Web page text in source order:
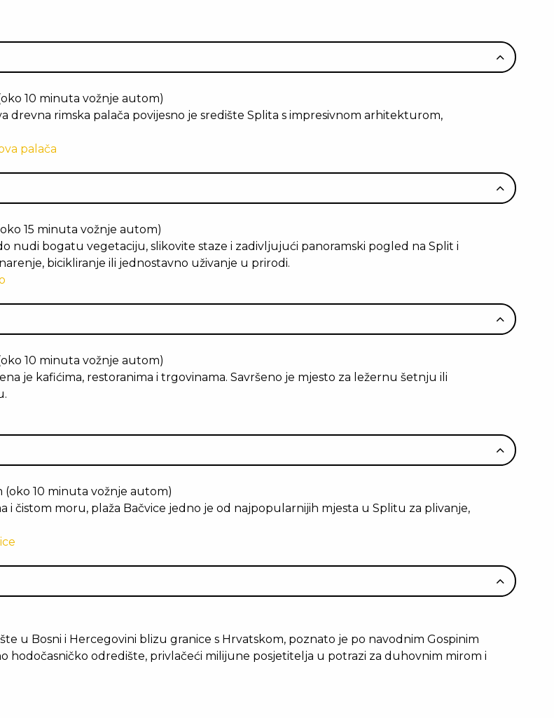
10 minuta vožnje autom)
drevna rimska palača povijesno je središte Splita s impresivnom arhitekturom,
palača
15 minuta vožnje autom)
nudi bogatu vegetaciju, slikovite staze i zadivljujući panoramski pogled na Split i
bicikliranje ili jednostavno uživanje u prirodi.
10 minuta vožnje autom)
je kafićima, restoranima i trgovinama. Savršeno je mjesto za ležernu šetnju ili
(oko 10 minuta vožnje autom)
i čistom moru, plaža Bačvice jedno je od najpopularnijih mjesta u Splitu za plivanje,
u Bosni i Hercegovini blizu granice s Hrvatskom, poznato je po navodnim Gospinim
hodočasničko odredište, privlačeći milijune posjetitelja u potrazi za duhovnim mirom i